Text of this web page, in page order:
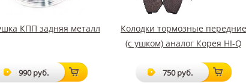
КПП задняя металл
990 руб.
Колодки тормозные передние
(с ушком) аналог Корея HI-Q
750 руб.